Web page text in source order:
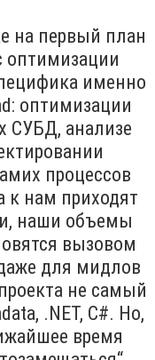
на первый план
оптимизации
именно
оптимизации
СУБД, анализе
процессов
к нам приходят
наши объемы
вызовом
для мидлов
не самый
.NET, C#. Но,
время